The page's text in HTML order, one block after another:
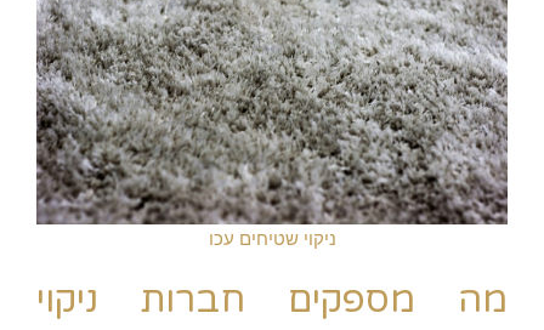
ניקוי שטיחים עכו
מה מספקים חברות ניקוי